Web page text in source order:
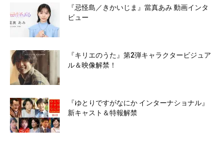
『忌怪島／きかいじま』當真あみ 動画インタ
ビュー
『キリエのうた』第2弾キャラクタービジュア
ル＆映像解禁！
『ゆとりですがなにか インターナショナル』
新キャスト＆特報解禁